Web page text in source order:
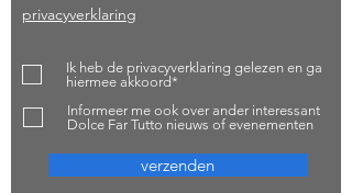
privacyverklaring
Ik heb de privacyverklaring gelezen en ga
hiermee akkoord*
Informeer me ook over ander interessant
Dolce Far Tutto nieuws of evenementen
verzenden